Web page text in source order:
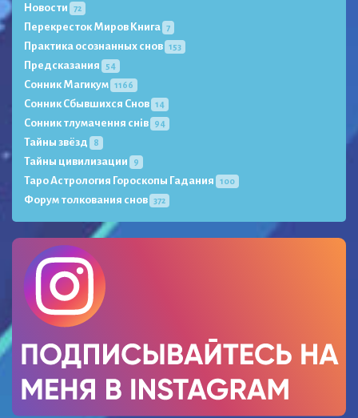
Новости 72
Перекресток Миров Книга 7
Практика осознанных снов 153
Предсказания 54
Сонник Магикум 1166
Сонник Сбывшихся Снов 14
Сонник тлумачення снів 94
Тайны звёзд 8
Тайны цивилизации 9
Таро Астрология Гороскопы Гадания 100
Форум толкования снов 372